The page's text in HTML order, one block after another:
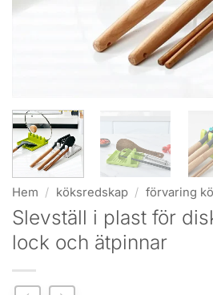
Hem / köksredskap / förvaring
Slevställ i plast för
lock och ätpinnar